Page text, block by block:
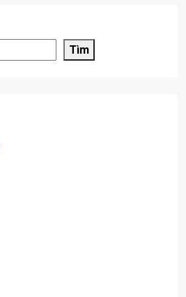
Tìm